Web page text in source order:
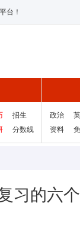
台！
招生
分数线
政治
资料
习的六